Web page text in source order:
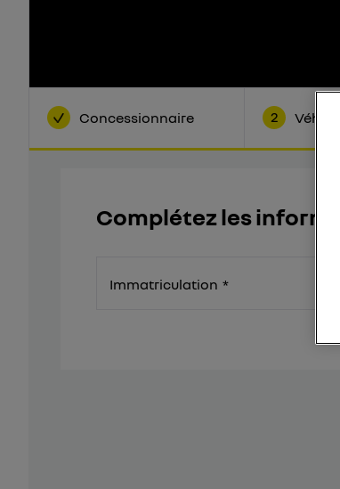
Concessionnaire 2
Complétez les
Immatriculation *